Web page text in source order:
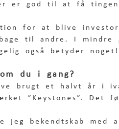
er god til at få
for at blive
til andre. I mindre
også betyder
du i gang?
brugt et halvt år i
”Keystones”.
jeg bekendtskab med